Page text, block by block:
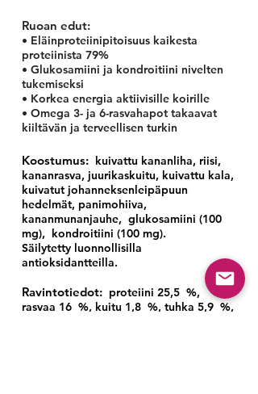
Ruoan edut:
• Eläinproteiinipitoisuus kaikesta
proteiinista 79%
• Glukosamiini ja kondroitiini nivelten
tukemiseksi
• Korkea energia aktiivisille koirille
• Omega 3- ja 6-rasvahapot takaavat
kiiltävän ja terveellisen turkin
Koostumus: kuivattu kananliha, riisi,
kananrasva, juurikaskuitu, kuivattu kala,
kuivatut johanneksenleipäpuun
hedelmät, panimohiiva,
kananmunanjauhe, glukosamiini (100
mg), kondroitiini (100 mg).
Säilytetty luonnollisilla
antioksidantteilla.
Ravintotiedot: proteiini 25,5 %,
rasvaa 16 %, kuitu 1,8 %, tuhka 5,9 %,